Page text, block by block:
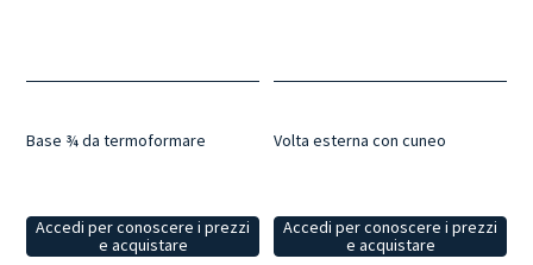
Base ¾ da termoformare
Accedi per conoscere i prezzi
e acquistare
Volta esterna con cuneo
Accedi per conoscere i prezzi
e acquistare